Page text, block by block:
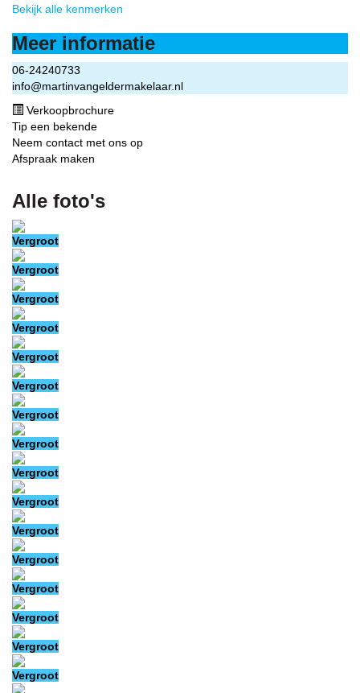
Bekijk alle kenmerken
Meer informatie
06-24240733
info@martinvangeldermakelaar.nl
Verkoopbrochure
Tip een bekende
Neem contact met ons op
Afspraak maken
Alle foto's
Vergroot
Vergroot
Vergroot
Vergroot
Vergroot
Vergroot
Vergroot
Vergroot
Vergroot
Vergroot
Vergroot
Vergroot
Vergroot
Vergroot
Vergroot
Vergroot